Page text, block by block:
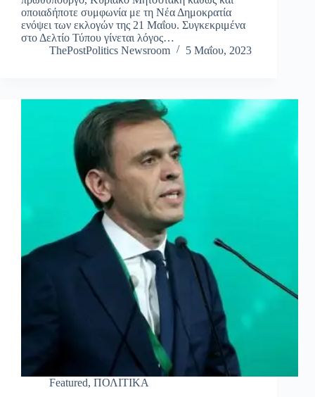
οποιαδήποτε συμφωνία με τη Νέα Δημοκρατία
ενόψει των εκλογών της 21 Μαΐου. Συγκεκριμένα
στο Δελτίο Τύπου γίνεται λόγος…
ThePostPolitics Newsroom
5 Μαΐου, 2023
Featured, ΠΟΛΙΤΙΚΑ